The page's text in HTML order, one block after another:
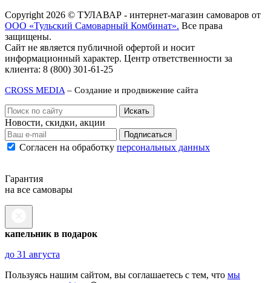
Copyright 2026 © ТУЛАВАР - интернет-магазин самоваров от
ООО «Тульский Самоварный Комбинат». Все права
защищены.
Сайт не является публичной офертой и носит
информационный характер. Центр ответственности за
клиента: 8 (800) 301-61-25
CROSS MEDIA – Создание и продвижение сайта
Новости, скидки, акции
Подписаться
Согласен на обработку персональных данных
Гарантия
на все самовары
капельник в подарок
до 31 августа
Пользуясь нашим сайтом, вы соглашаетесь с тем, что мы